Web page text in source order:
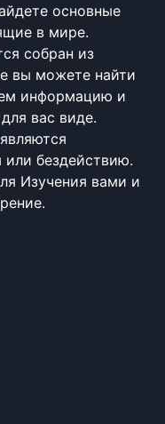
основные
в мире.
собран из
вы можете найти
информацию и
вас виде.
бездействию.
Изучения вами и